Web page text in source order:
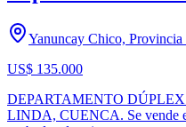
Yanuncay Chico,
US$ 135.000
DEPARTAMENTO
LINDA, CUENCA. Se vende